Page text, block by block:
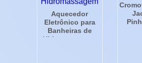
Aquecedor
Eletrônico para
Banheiras de
Hidromassagem